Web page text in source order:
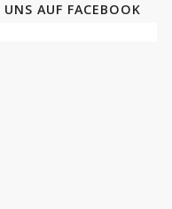
UNS AUF FACEBOOK